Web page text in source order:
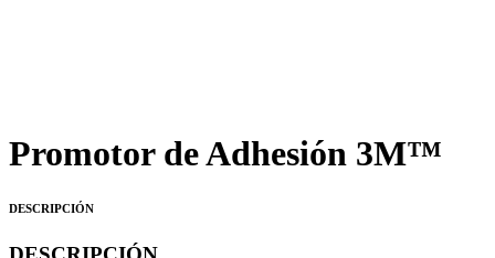
Promotor de Adhesión 3M™
DESCRIPCIÓN